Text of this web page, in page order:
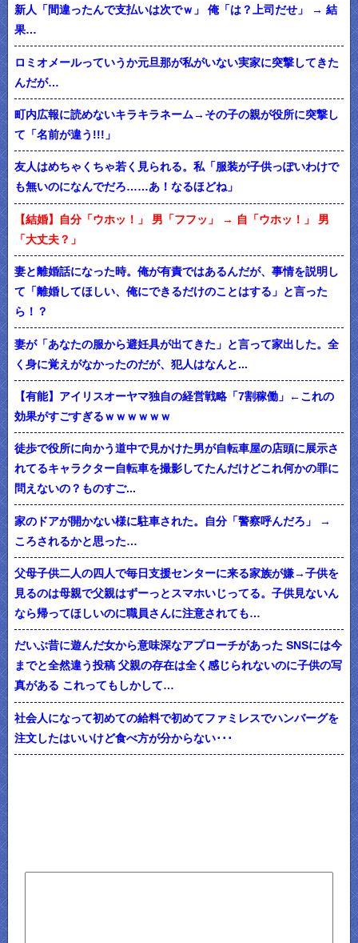
新人「間違ったんで支払いは次でｗ」 俺「は？上司だせ」 → 結
果…
ロミオメールっていうか元旦那が私がいない実家に突撃してきた
んだが…
町内広報に読めないキラキラネーム→その子の親が役所に突撃し
て「名前が違う!!!」
友人はめちゃくちゃ若く見られる。私「服装が子供っぽいわけで
も無いのになんでだろ……あ！なるほどね」
【結婚】自分「ウホッ！」 男「フフッ」 → 自「ウホッ！」 男
「大丈夫？」
妻と離婚話になった時。俺が有責ではあるんだが、事情を説明し
て「離婚してほしい、俺にできるだけのことはする」と言った
ら！？
妻が「あなたの服から避妊具が出てきた」と言って家出した。全
く身に覚えがなかったのだが、犯人はなんと...
【有能】アイリスオーヤマ独自の経営戦略「7割稼働」←これの
効果がすごすぎるｗｗｗｗｗｗ
徒歩で役所に向かう道中で見かけた男が自転車屋の店頭に展示さ
れてるキャラクター自転車を撮影してたんだけどこれ何かの罪に
問えないの？ものすご...
家のドアが開かない様に駐車された。自分「警察呼んだろ」 →
ころされるかと思った…
父母子供二人の四人で毎日支援センターに来る家族が嫌→子供を
見るのは母親で父親はずーっとスマホいじってる。子供見ないん
なら帰ってほしいのに職員さんに注意されても…
だいぶ昔に遊んだ女から意味深なアプローチがあった SNSには今
までと全然違う投稿 父親の存在は全く感じられないのに子供の写
真がある これってもしかして…
社会人になって初めての給料で初めてファミレスでハンバーグを
注文したはいいけど食べ方が分からない･･･